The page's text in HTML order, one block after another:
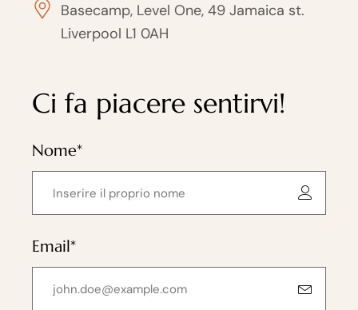
Basecamp, Level One, 49 Jamaica st.
Liverpool L1 0AH
Ci fa piacere sentirvi!
Nome*
Email*